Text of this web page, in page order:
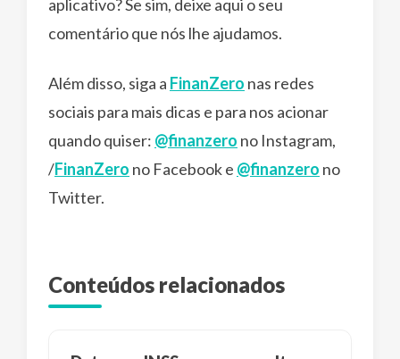
aplicativo? Se sim, deixe aqui o seu
comentário que nós lhe ajudamos.
Além disso, siga a FinanZero nas redes
sociais para mais dicas e para nos acionar
quando quiser: @finanzero no Instagram,
/FinanZero no Facebook e @finanzero no
Twitter.
Conteúdos relacionados